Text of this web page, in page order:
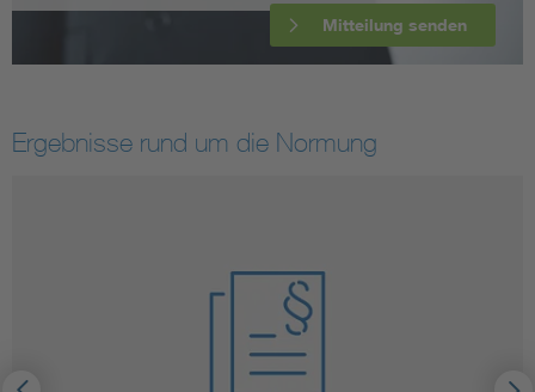
Mitteilung senden
Ergebnisse rund um die Normung